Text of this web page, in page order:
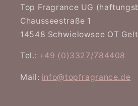
Top Fragrance UG
Chausseestraße 1
14548 Schwielowsee OT
Tel.: +49 (0)3327/784408
Mail: info@topfragrance.de